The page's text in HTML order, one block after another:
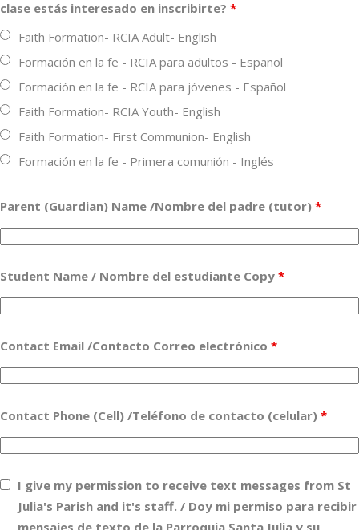
clase estás interesado en inscribirte? *
Faith Formation- RCIA Adult- English
Formación en la fe - RCIA para adultos - Español
Formación en la fe - RCIA para jóvenes - Español
Faith Formation- RCIA Youth- English
Faith Formation- First Communion- English
Formación en la fe - Primera comunión - Inglés
Parent (Guardian) Name /Nombre del padre (tutor) *
Student Name / Nombre del estudiante Copy *
Contact Email /Contacto Correo electrónico *
Contact Phone (Cell) /Teléfono de contacto (celular) *
I give my permission to receive text messages from St
Julia's Parish and it's staff. / Doy mi permiso para recibir